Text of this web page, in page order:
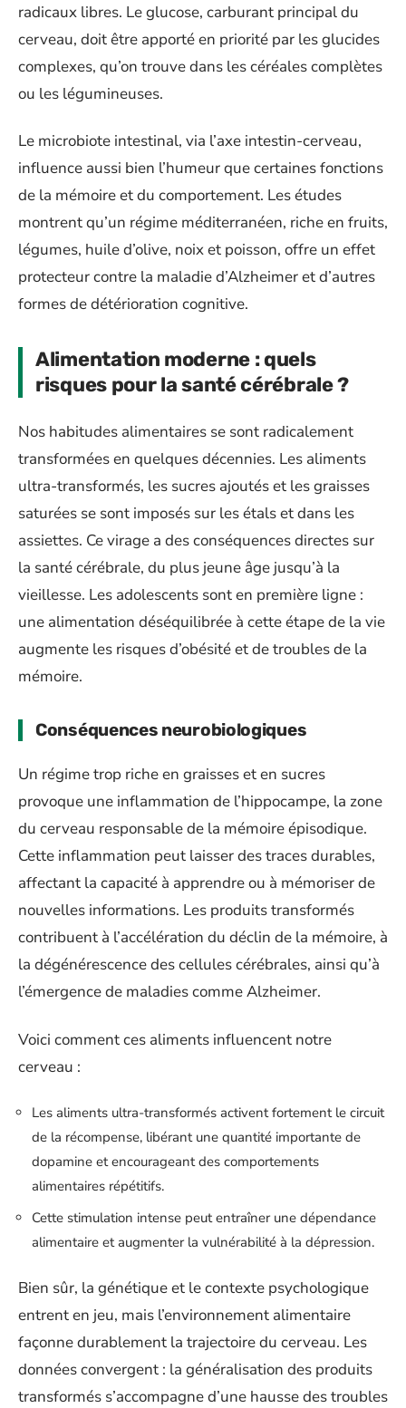
radicaux libres. Le glucose, carburant principal du
cerveau, doit être apporté en priorité par les glucides
complexes, qu’on trouve dans les céréales complètes
ou les légumineuses.
Le microbiote intestinal, via l’axe intestin-cerveau,
influence aussi bien l’humeur que certaines fonctions
de la mémoire et du comportement. Les études
montrent qu’un régime méditerranéen, riche en fruits,
légumes, huile d’olive, noix et poisson, offre un effet
protecteur contre la maladie d’Alzheimer et d’autres
formes de détérioration cognitive.
Alimentation moderne : quels
risques pour la santé cérébrale ?
Nos habitudes alimentaires se sont radicalement
transformées en quelques décennies. Les aliments
ultra-transformés, les sucres ajoutés et les graisses
saturées se sont imposés sur les étals et dans les
assiettes. Ce virage a des conséquences directes sur
la santé cérébrale, du plus jeune âge jusqu’à la
vieillesse. Les adolescents sont en première ligne :
une alimentation déséquilibrée à cette étape de la vie
augmente les risques d’obésité et de troubles de la
mémoire.
Conséquences neurobiologiques
Un régime trop riche en graisses et en sucres
provoque une inflammation de l’hippocampe, la zone
du cerveau responsable de la mémoire épisodique.
Cette inflammation peut laisser des traces durables,
affectant la capacité à apprendre ou à mémoriser de
nouvelles informations. Les produits transformés
contribuent à l’accélération du déclin de la mémoire, à
la dégénérescence des cellules cérébrales, ainsi qu’à
l’émergence de maladies comme Alzheimer.
Voici comment ces aliments influencent notre
cerveau :
Les aliments ultra-transformés activent fortement le circuit
de la récompense, libérant une quantité importante de
dopamine et encourageant des comportements
alimentaires répétitifs.
Cette stimulation intense peut entraîner une dépendance
alimentaire et augmenter la vulnérabilité à la dépression.
Bien sûr, la génétique et le contexte psychologique
entrent en jeu, mais l’environnement alimentaire
façonne durablement la trajectoire du cerveau. Les
données convergent : la généralisation des produits
transformés s’accompagne d’une hausse des troubles